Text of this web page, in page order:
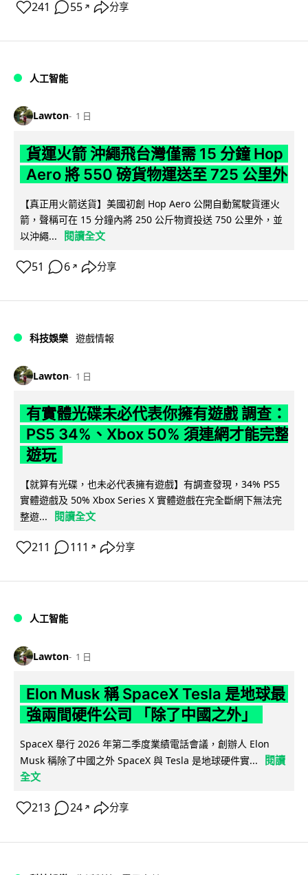
241 55 ↗ 分享
人工智能
Lawton 1 日
貨運火箭 沖繩飛台灣僅需 15 分鐘 Hop
Aero 將 550 磅貨物運送至 725 公里外
【真正用火箭送貨】美國初創 Hop Aero 公開自動駕駛貨運火
箭，聲稱可在 15 分鐘內將 250 公斤物資投送 750 公里外，並
以沖繩...
閱讀全文
51 6 ↗ 分享
科技娛樂 遊戲情報
Lawton 1 日
有實體光碟未必代表你擁有遊戲 調查：
PS5 34%、Xbox 50% 須連網才能完整
遊玩
【就算有光碟，也未必代表擁有遊戲】有調查發現，34% PS5
實體遊戲及 50% Xbox Series X 實體遊戲在完全斷網下無法完
整遊...
閱讀全文
211 111 ↗ 分享
人工智能
Lawton 1 日
Elon Musk 稱 SpaceX Tesla 是地球最
強兩間硬件公司 「除了中國之外」
SpaceX 舉行 2026 年第二季度業績電話會議，創辦人 Elon
Musk 稱除了中國之外 SpaceX 與 Tesla 是地球硬件實...
閱讀
全文
213 24 ↗ 分享